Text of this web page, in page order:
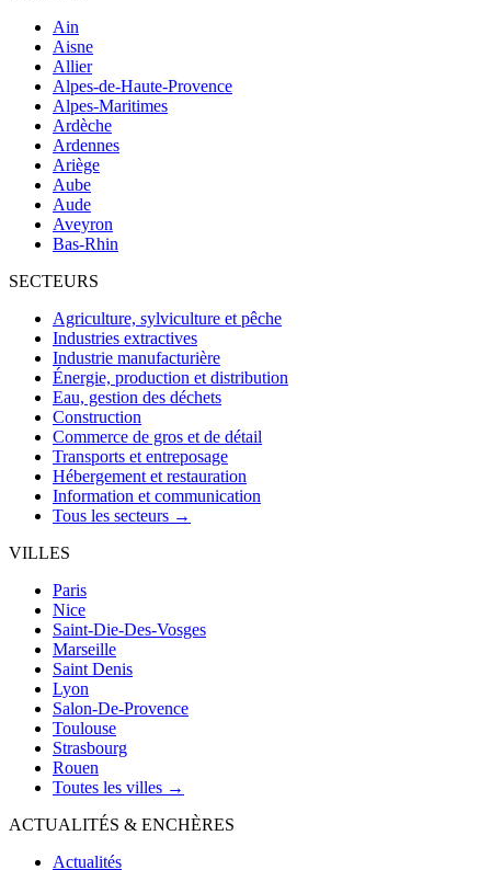
Ain
Aisne
Allier
Alpes-de-Haute-Provence
Alpes-Maritimes
Ardèche
Ardennes
Ariège
Aube
Aude
Aveyron
Bas-Rhin
SECTEURS
Agriculture, sylviculture et pêche
Industries extractives
Industrie manufacturière
Énergie, production et distribution
Eau, gestion des déchets
Construction
Commerce de gros et de détail
Transports et entreposage
Hébergement et restauration
Information et communication
Tous les secteurs →
VILLES
Paris
Nice
Saint-Die-Des-Vosges
Marseille
Saint Denis
Lyon
Salon-De-Provence
Toulouse
Strasbourg
Rouen
Toutes les villes →
ACTUALITÉS & ENCHÈRES
Actualités